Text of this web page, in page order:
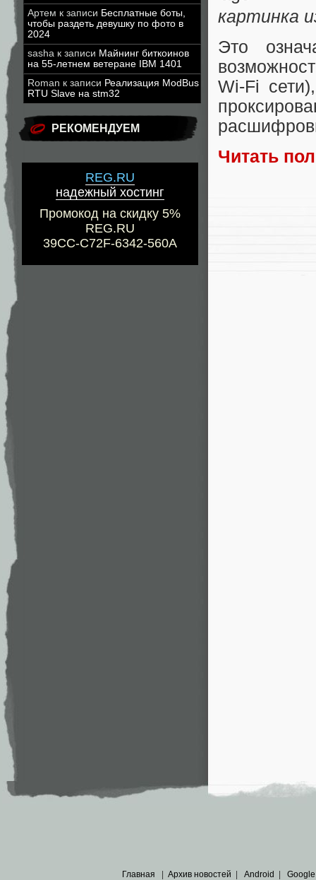
Артем к записи Бесплатные боты,
чтобы раздеть девушку по фото в
2024
sasha к записи Майнинг биткоинов
на 55-летнем ветеране IBM 1401
Roman к записи Реализация ModBus
RTU Slave на stm32
РЕКОМЕНДУЕМ
REG.RU
надежный хостинг
Промокод на скидку 5%
REG.RU
39CC-C72F-6342-560A
картинка
Это
Wi-Fi
Читать
Главная Архив новостей Android Google